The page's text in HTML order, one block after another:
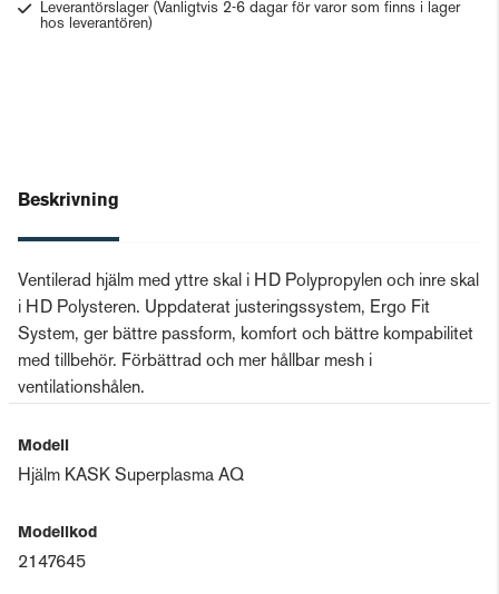
Leverantörslager (Vanligtvis 2-6 dagar för varor som finns i lager
hos leverantören)
Beskrivning
Ventilerad hjälm med yttre skal i HD Polypropylen och inre skal
i HD Polysteren. Uppdaterat justeringssystem, Ergo Fit
System, ger bättre passform, komfort och bättre kompabilitet
med tillbehör. Förbättrad och mer hållbar mesh i
ventilationshålen.
Modell
Hjälm KASK Superplasma AQ
Modellkod
2147645